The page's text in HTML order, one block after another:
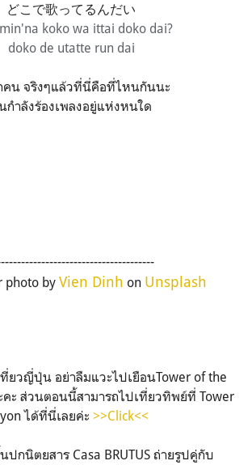
どこで歌ってるんだい
koko wa ittai doko dai?
doko de utatte run dai
คน จริงๆแล้วที่นี่คือที่ไหนกันนะ
กำลังร้องเพลงอยู่แห่งหนใด
photo by Vien Dinh on Unsplash
ยวญี่ปุ่น อย่าลืมแวะไปเยือนTower of the
ะ ส่วนตอนนี้สามารถไปเที่ยวทิพย์ที่ Tower
ได้ที่นี่เลยค่ะ >>Click<<
ปกนิตยสาร Casa BRUTUS ถ่ายรูปคู่กับ